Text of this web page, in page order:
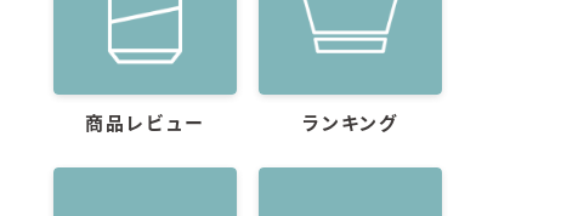
商品レビュー ランキング